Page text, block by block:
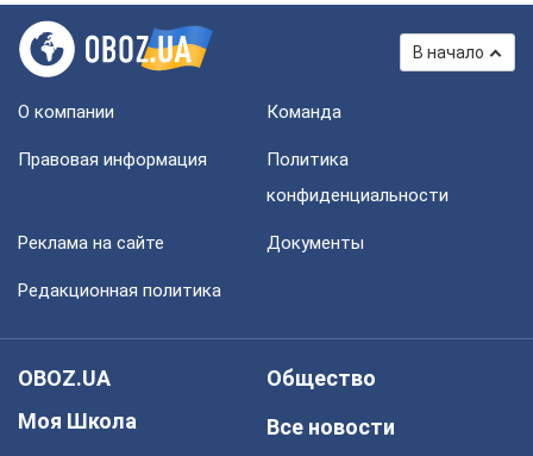
В начало
О компании Команда
Правовая информация
Политика
конфиденциальности
Реклама на сайте Документы
Редакционная политика
OBOZ.UA
Моя Школа
Общество
Все новости